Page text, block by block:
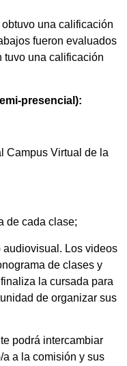
una calificación
fueron evaluados
tuvo una calificación
presencial):
Campus Virtual de la
de cada clase;
audiovisual. Los videos
de clases y
la cursada para
de organizar sus
podrá intercambiar
a la comisión y sus